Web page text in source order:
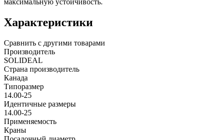
Характеристики
Сравнить с другими товарами
Производитель
SOLIDEAL
Страна производитель
Канада
Типоразмер
14.00-25
Идентичные размеры
14.00-25
Применяемость
Краны